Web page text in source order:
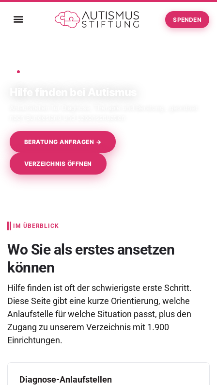
SPENDEN
BERATUNG ANFRAGEN →
VERZEICHNIS ÖFFNEN
IM ÜBERBLICK
Wo Sie als erstes ansetzen
können
Hilfe finden ist oft der schwierigste erste Schritt.
Diese Seite gibt eine kurze Orientierung, welche
Anlaufstelle für welche Situation passt, plus den
Zugang zu unserem Verzeichnis mit 1.900
Einrichtungen.
Diagnose-Anlaufstellen